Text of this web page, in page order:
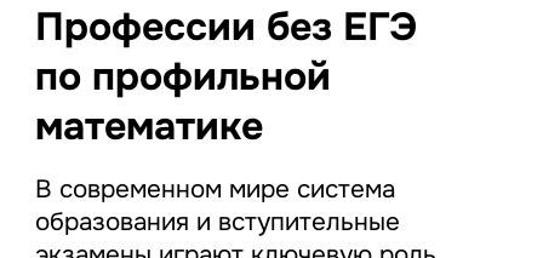
Профессии без ЕГЭ
по профильной
математике
В современном мире система
образования и вступительные